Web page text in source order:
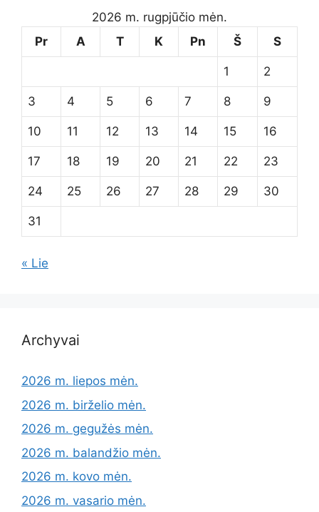
2026 m. rugpjūčio mėn.
Pr
A T K Pn Š S
1 2
3 4 5 6 7 8 9
10 11 12 13 14 15 16
17 18 19 20 21 22 23
24 25 26 27 28 29 30
31
« Lie
Archyvai
2026 m. liepos mėn.
2026 m. birželio mėn.
2026 m. gegužės mėn.
2026 m. balandžio mėn.
2026 m. kovo mėn.
2026 m. vasario mėn.